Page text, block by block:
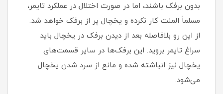
بدون برفک باشند، اما در صورت اختلال در عملکرد تایمر،
مسلماً المنت کار نکرده و یخچال پر از برفک خواهد شد.
از این رو بلافاصله بعد از دیدن برفک در یخچال باید
سراغ تایمر بروید. این برفک‌ها در سایر قسمت‌های
یخچال نیز انباشته شده و مانع از سرد شدن یخچال
می‌شود.